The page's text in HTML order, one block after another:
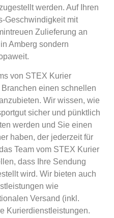
werden. Auf Ihren
Geschwindigkeit mit
Zulieferung an
Amberg sondern
von STEX Kurier
einen schnellen
Wir wissen, wie
sicher und pünktlich
werden und Sie einen
haben, der jederzeit für
Team vom STEX Kurier
dass Ihre Sendung
wird. Wir bieten auch
wie
Versand (inkl.
Kurierdienstleistungen.